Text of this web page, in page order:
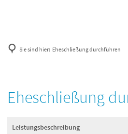
Sie sind hier: Eheschließung durchführen
Eheschließung
Leistungsbeschreibung